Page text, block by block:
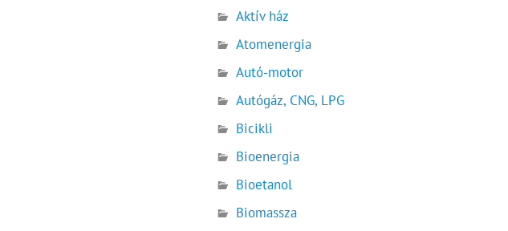
Aktív ház
Atomenergia
Autó-motor
Autógáz, CNG, LPG
Bicikli
Bioenergia
Bioetanol
Biomassza